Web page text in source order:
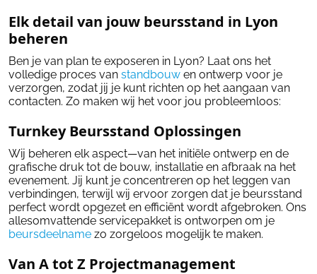
Elk detail van jouw beursstand in Lyon
beheren
Ben je van plan te exposeren in Lyon? Laat ons het
volledige proces van standbouw en ontwerp voor je
verzorgen, zodat jij je kunt richten op het aangaan van
contacten. Zo maken wij het voor jou probleemloos:
Turnkey Beursstand Oplossingen
Wij beheren elk aspect—van het initiële ontwerp en de
grafische druk tot de bouw, installatie en afbraak na het
evenement. Jij kunt je concentreren op het leggen van
verbindingen, terwijl wij ervoor zorgen dat je beursstand
perfect wordt opgezet en efficiënt wordt afgebroken. Ons
allesomvattende servicepakket is ontworpen om je
beursdeelname zo zorgeloos mogelijk te maken.
Van A tot Z Projectmanagement